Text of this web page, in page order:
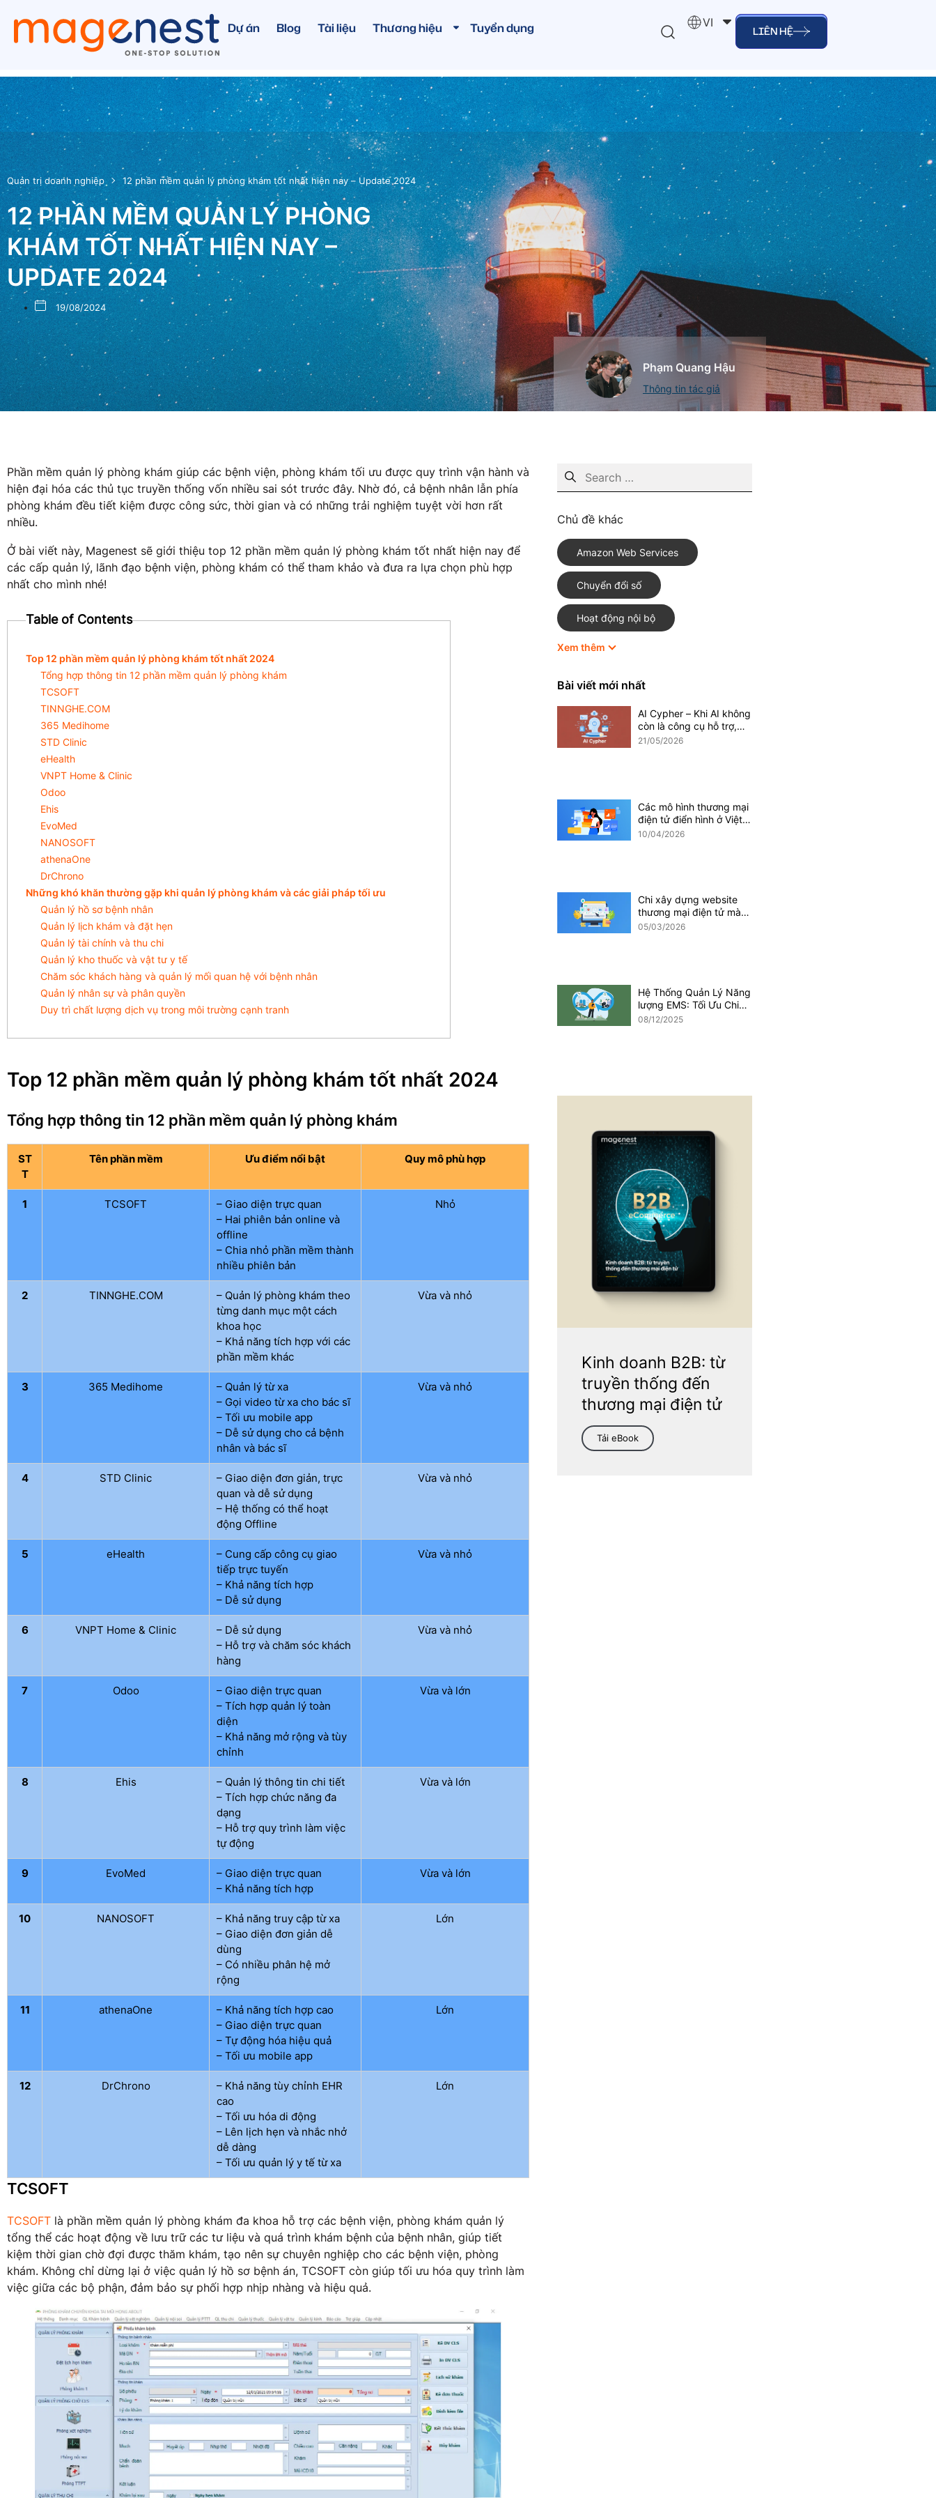
Dự án Blog Tài liệu Thương hiệu Tuyển dụng VI
LIÊN HỆ
Quản trị doanh nghiệp 12 phần mềm quản lý phòng khám tốt nhất hiện nay – Update 2024
12 PHẦN MỀM QUẢN LÝ PHÒNG
KHÁM TỐT NHẤT HIỆN NAY –
UPDATE 2024
19/08/2024
Phạm Quang Hậu
Thông tin tác giả
Phần mềm quản lý phòng khám giúp các bệnh viện, phòng khám tối ưu được quy trình vận hành và
hiện đại hóa các thủ tục truyền thống vốn nhiều sai sót trước đây. Nhờ đó, cả bệnh nhân lẫn phía
phòng khám đều tiết kiệm được công sức, thời gian và có những trải nghiệm tuyệt vời hơn rất
nhiều.
Ở bài viết này, Magenest sẽ giới thiệu top 12 phần mềm quản lý phòng khám tốt nhất hiện nay để
các cấp quản lý, lãnh đạo bệnh viện, phòng khám có thể tham khảo và đưa ra lựa chọn phù hợp
nhất cho mình nhé!
Table of Contents
Top 12 phần mềm quản lý phòng khám tốt nhất 2024
Tổng hợp thông tin 12 phần mềm quản lý phòng khám
TCSOFT
TINNGHE.COM
365 Medihome
STD Clinic
eHealth
VNPT Home & Clinic
Odoo
Ehis
EvoMed
NANOSOFT
athenaOne
DrChrono
Những khó khăn thường gặp khi quản lý phòng khám và các giải pháp tối ưu
Quản lý hồ sơ bệnh nhân
Quản lý lịch khám và đặt hẹn
Quản lý tài chính và thu chi
Quản lý kho thuốc và vật tư y tế
Chăm sóc khách hàng và quản lý mối quan hệ với bệnh nhân
Quản lý nhân sự và phân quyền
Duy trì chất lượng dịch vụ trong môi trường cạnh tranh
Top 12 phần mềm quản lý phòng khám tốt nhất 2024
Tổng hợp thông tin 12 phần mềm quản lý phòng khám
ST
T
Tên phần mềm Ưu điểm nổi bật Quy mô phù hợp
1 TCSOFT
– Giao diện trực quan
– Hai phiên bản online và
offline
– Chia nhỏ phần mềm thành
nhiều phiên bản
Nhỏ
2 TINNGHE.COM
– Quản lý phòng khám theo
từng danh mục một cách
khoa học
– Khả năng tích hợp với các
phần mềm khác
Vừa và nhỏ
3 365 Medihome
– Quản lý từ xa
– Gọi video từ xa cho bác sĩ
– Tối ưu mobile app
– Dễ sử dụng cho cả bệnh
nhân và bác sĩ
Vừa và nhỏ
4 STD Clinic
– Giao diện đơn giản, trực
quan và dễ sử dụng
– Hệ thống có thể hoạt
động Offline
Vừa và nhỏ
5 eHealth
– Cung cấp công cụ giao
tiếp trực tuyến
– Khả năng tích hợp
– Dễ sử dụng
Vừa và nhỏ
6 VNPT Home & Clinic
– Dễ sử dụng
– Hỗ trợ và chăm sóc khách
hàng
Vừa và nhỏ
7 Odoo
– Giao diện trực quan
– Tích hợp quản lý toàn
diện
– Khả năng mở rộng và tùy
chỉnh
Vừa và lớn
8 Ehis
– Quản lý thông tin chi tiết
– Tích hợp chức năng đa
dạng
– Hỗ trợ quy trình làm việc
tự động
Vừa và lớn
9 EvoMed
– Giao diện trực quan
– Khả năng tích hợp
Vừa và lớn
10 NANOSOFT
– Khả năng truy cập từ xa
– Giao diện đơn giản dễ
dùng
– Có nhiều phân hệ mở
rộng
Lớn
11 athenaOne
– Khả năng tích hợp cao
– Giao diện trực quan
– Tự động hóa hiệu quả
– Tối ưu mobile app
Lớn
12 DrChrono
– Khả năng tùy chỉnh EHR
cao
– Tối ưu hóa di động
– Lên lịch hẹn và nhắc nhở
dễ dàng
– Tối ưu quản lý y tế từ xa
Lớn
TCSOFT
TCSOFT là phần mềm quản lý phòng khám đa khoa hỗ trợ các bệnh viện, phòng khám quản lý
tổng thể các hoạt động về lưu trữ các tư liệu và quá trình khám bệnh của bệnh nhân, giúp tiết
kiệm thời gian chờ đợi được thăm khám, tạo nên sự chuyên nghiệp cho các bệnh viện, phòng
khám. Không chỉ dừng lại ở việc quản lý hồ sơ bệnh án, TCSOFT còn giúp tối ưu hóa quy trình làm
việc giữa các bộ phận, đảm bảo sự phối hợp nhịp nhàng và hiệu quả.
Chủ đề khác
Amazon Web Services
Chuyển đổi số
Hoạt động nội bộ
HubSpot
Marketing
Odoo Phần mềm CRM
Quản trị doanh nghiệp
Thương mại điện tử
Xem thêm
Bài viết mới nhất
AI Cypher – Khi AI không
còn là công cụ hỗ trợ,
mà trở thành một phần
21/05/2026
Các mô hình thương mại
điện tử điển hình ở Việt
Nam hiện nay
10/04/2026
Chi xây dựng website
thương mại điện tử mà
các doanh nghiệp cần
05/03/2026
Hệ Thống Quản Lý Năng
lượng EMS: Tối Ưu Chi
Phí Trong Kỷ Nguyên
08/12/2025
Kinh doanh B2B: từ
truyền thống đến
thương mại điện tử
Tải eBook